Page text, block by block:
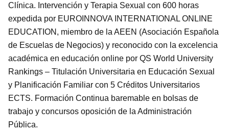
Clínica. Intervención y Terapia Sexual con 600 horas
expedida por EUROINNOVA INTERNATIONAL ONLINE
EDUCATION, miembro de la AEEN (Asociación Española
de Escuelas de Negocios) y reconocido con la excelencia
académica en educación online por QS World University
Rankings – Titulación Universitaria en Educación Sexual
y Planificación Familiar con 5 Créditos Universitarios
ECTS. Formación Continua baremable en bolsas de
trabajo y concursos oposición de la Administración
Pública.